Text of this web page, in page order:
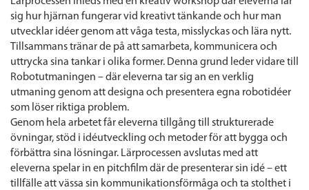
sig hur hjärnan fungerar vid kreativt tänkande och hur man
utvecklar idéer genom att våga testa, misslyckas och lära nytt.
Tillsammans tränar de på att samarbeta, kommunicera och
uttrycka sina tankar i olika former. Denna grund leder vidare till
Robotutmaningen – där eleverna tar sig an en verklig
utmaning genom att designa och presentera egna robotidéer
som löser riktiga problem.
Genom hela arbetet får eleverna tillgång till strukturerade
övningar, stöd i idéutveckling och metoder för att bygga och
förbättra sina lösningar. Lärprocessen avslutas med att
eleverna spelar in en pitchfilm där de presenterar sin idé – ett
tillfälle att vässa sin kommunikationsförmåga och ta stolthet i